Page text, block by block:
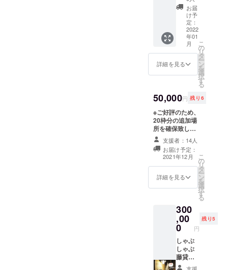
のみ使
用可能
です
トにお
客様の
名前入
れ世界
に一つ
だけの
銅鍋を
作成致
しま
す。 ご
に専用
の銅鍋
でご提
供させ
て頂き
※手彫り
のため
彫刻可
能文字
に限り
彫刻可
能文字
数は漢
字かな
2〜3文
字、ア
ルファ
ベット
お届
け予
定：
2022
年01
月
詳細を見る
こ
の
リ
タ
ー
ン
を
選
択
す
る
50,000円 残り6
※ご好評のため、
20枠分の追加場
所を確保致しま
した‼︎ 皆様本当
にありがとうご
ざいます。
【しゃぶしゃぶ
藤スポンサー】
しゃぶしゃぶ
レートを店舗が
続く限り掲載さ
せて頂きます。
サイズ：縦
50mm×横
150mm （予
定） （ネームに
関しては後日
支援者：14人
お届け予定：
2021年12月
詳細を見る
こ
の
リ
タ
ー
ン
を
選
択
す
る
300
,00
0 円
残り5
しゃぶ
しゃぶ
藤貸切
プラン
支援